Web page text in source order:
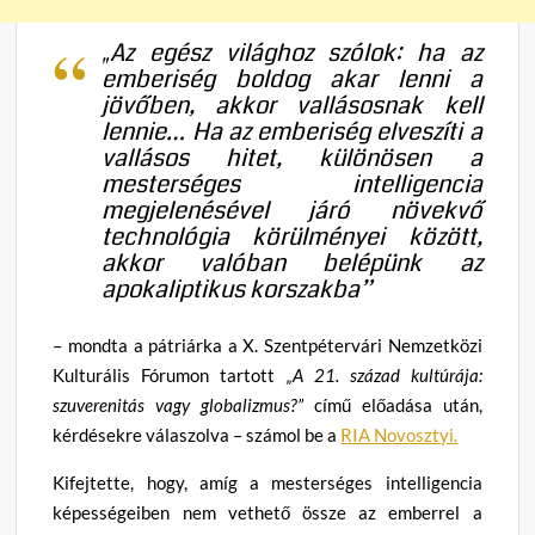
„Az egész világhoz szólok: ha az
emberiség boldog akar lenni a
jövőben, akkor vallásosnak kell
lennie… Ha az emberiség elveszíti a
vallásos hitet, különösen a
mesterséges intelligencia
megjelenésével járó növekvő
technológia körülményei között,
akkor valóban belépünk az
apokaliptikus korszakba”
– mondta a pátriárka a X. Szentpétervári Nemzetközi
Kulturális Fórumon tartott „A 21. század kultúrája:
szuverenitás vagy globalizmus?”című előadása után,
kérdésekre válaszolva – számol be a RIA Novosztyi.
Kifejtette, hogy, amíg a mesterséges intelligencia
képességeiben nem vethető össze az emberrel a